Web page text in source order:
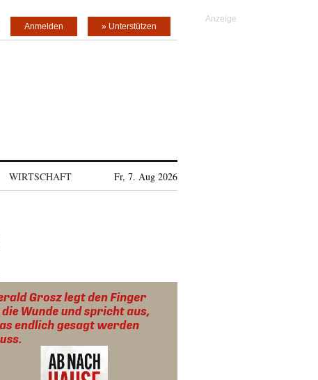
» Unterstützen
Anmelden
WIRTSCHAFT Fr, 7. Aug 2026